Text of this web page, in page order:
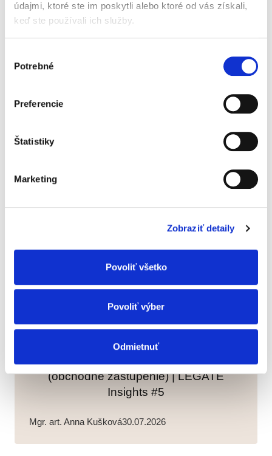
údajmi, ktoré ste im poskytli alebo ktoré od vás získali,
keď ste používali ich služby.
súhlasu
Potrebné
Preferencie
Štatistiky
Marketing
Zobraziť detaily
Povoliť všetko
Povoliť výber
Odmietnuť
Hľadáte právne poradenstvo pri financovaní,
— radi vám pomôžeme aj pri
komplexných a viacúrovňových transakciách.
uplatňovať ďalšie povinnosti. Čo to
znamená pre firmy?
LEGATE INSIGHTS PODCAST
(obchodné zastúpenie) | LEGATE
Insights #5
Mgr. art. Anna Kušková30.07.2026